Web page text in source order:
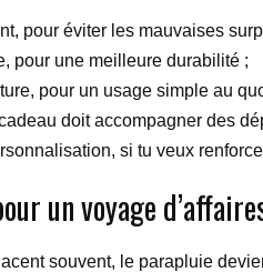
pour éviter les mauvaises
pour une meilleure durabilité ;
pour un usage simple au
doit accompagner des
si tu veux
un voyage
souvent, le parapluie